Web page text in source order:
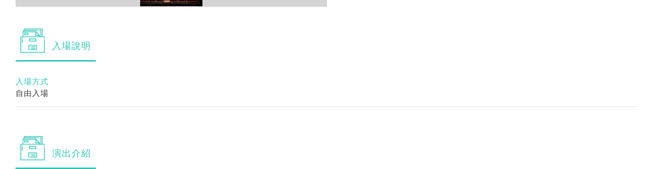
入場說明
入場方式
自由入場
演出介紹